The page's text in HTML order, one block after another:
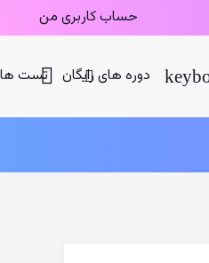
حساب کاربری من
دوره های رایگان تست